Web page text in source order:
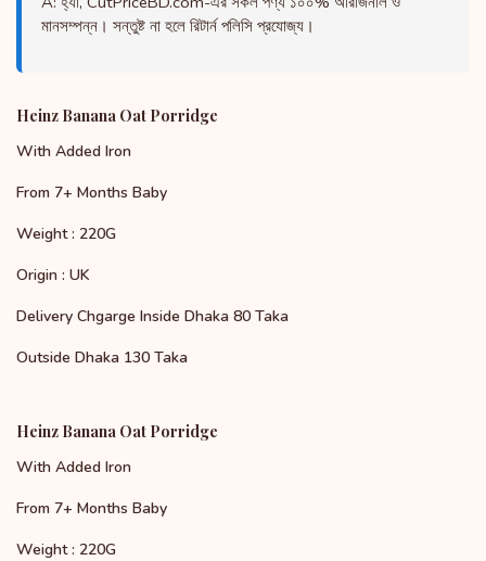
মানসম্পন্ন। সন্তুষ্ট না হলে রিটার্ন পলিসি প্রযোজ্য।
Heinz Banana Oat Porridge
With Added Iron
From 7+ Months Baby
Weight : 220G
Origin : UK
Delivery Chgarge Inside Dhaka 80 Taka
Outside Dhaka 130 Taka
Heinz Banana Oat Porridge
With Added Iron
From 7+ Months Baby
Weight : 220G